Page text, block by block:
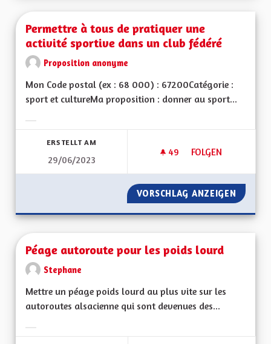
Permettre à tous de pratiquer une
activité sportive dans un club fédéré
Proposition anonyme
Mon Code postal (ex : 68 000) : 67200Catégorie :
sport et cultureMa proposition : donner au sport...
ERSTELLT AM
29/06/2023
49 49 FOLLOWER
FOLGEN
PERMETTRE À
VORSCHLAG ANZEIGEN
Péage autoroute pour les poids lourd
Stephane
Mettre un péage poids lourd au plus vite sur les
autoroutes alsacienne qui sont devenues des...